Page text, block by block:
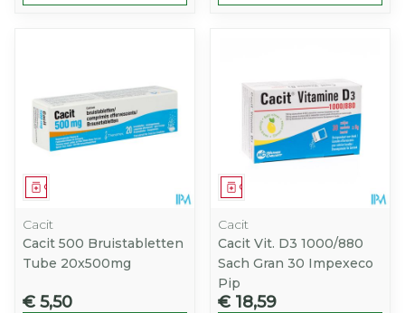
Geneesmiddel
Cacit
Cacit 500 Bruistabletten
Tube 20x500mg
€ 5,50
Geneesmiddel
Cacit
Cacit Vit. D3 1000/880
Sach Gran 30 Impexeco
Pip
€ 18,59